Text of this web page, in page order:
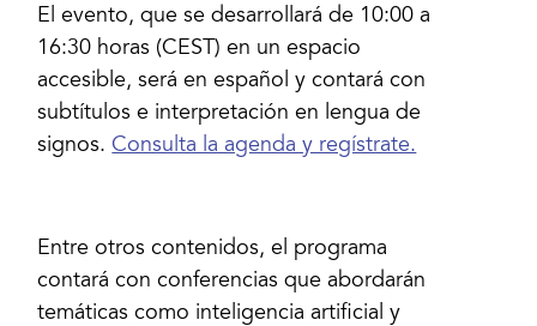
El evento, que se desarrollará de 10:00 a
16:30 horas (CEST) en un espacio
accesible, será en español y contará con
subtítulos e interpretación en lengua de
signos. Consulta la agenda y regístrate.
Entre otros contenidos, el programa
contará con conferencias que abordarán
temáticas como inteligencia artificial y